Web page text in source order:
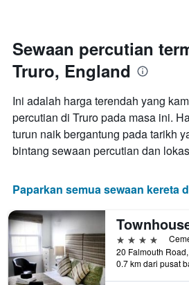
1
paksi
X
memaparkan
hari
dalam
seminggu.
Carta
1
paksi
Y
yang
memaparkan
purata
harga
bilik
Sewaan percutian
Truro, England
Ini adalah harga terendah yang
percutian di Truro pada masa ini.
turun naik bergantung pada tarikh
bintang sewaan percutian dan
Paparkan semua sewaan kereta
4 bintang
0.7 km dari pusat